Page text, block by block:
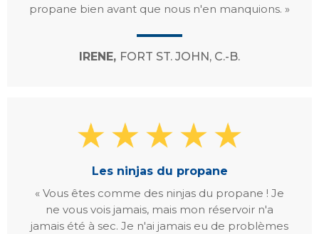
propane bien avant que nous n'en manquions. »
IRENE, FORT ST. JOHN, C.-B.
Les ninjas du propane
« Vous êtes comme des ninjas du propane ! Je
ne vous vois jamais, mais mon réservoir n'a
jamais été à sec. Je n'ai jamais eu de problèmes